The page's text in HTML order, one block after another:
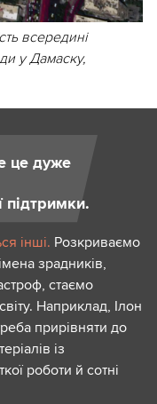
всередині
у Дамаску,
це дуже
підтримки.
інші. Розкриваємо
зрадників,
стаємо
Наприклад, Ілон
прирівняти до
із
роботи й сотні